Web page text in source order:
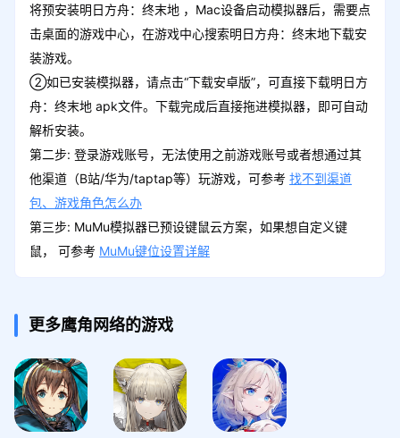
将预安装明日方舟：终末地 ，Mac设备启动模拟器后，需要点
击桌面的游戏中心，在游戏中心搜索明日方舟：终末地下载安
装游戏。
②如已安装模拟器，请点击“下载安卓版”，可直接下载明日方
舟：终末地 apk文件。下载完成后直接拖进模拟器，即可自动
解析安装。
第二步: 登录游戏账号，无法使用之前游戏账号或者想通过其
他渠道（B站/华为/taptap等）玩游戏，可参考 找不到渠道
包、游戏角色怎么办
第三步: MuMu模拟器已预设键鼠云方案，如果想自定义键
鼠， 可参考 MuMu键位设置详解
更多鹰角网络的游戏